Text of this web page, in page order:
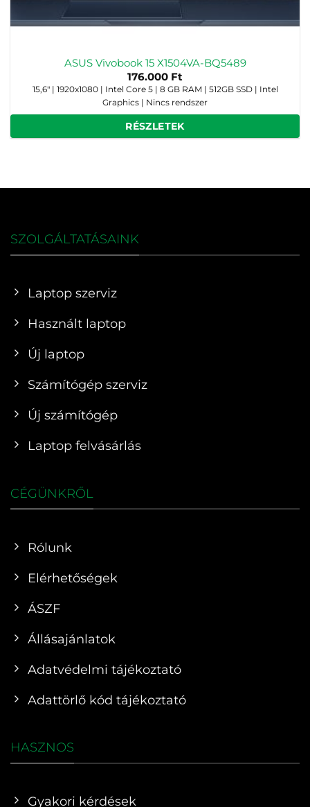
ASUS Vivobook 15 X1504VA-BQ5489
176.000 Ft
15,6" | 1920x1080 | Intel Core 5 | 8 GB RAM | 512GB SSD | Intel
Graphics | Nincs rendszer
RÉSZLETEK
SZOLGÁLTATÁSAINK
Laptop szerviz
Használt laptop
Új laptop
Számítógép szerviz
Új számítógép
Laptop felvásárlás
CÉGÜNKRŐL
Rólunk
Elérhetőségek
ÁSZF
Állásajánlatok
Adatvédelmi tájékoztató
Adattörlő kód tájékoztató
HASZNOS
Gyakori kérdések